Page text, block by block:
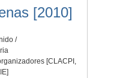
[2010]
/
[CLACPI,